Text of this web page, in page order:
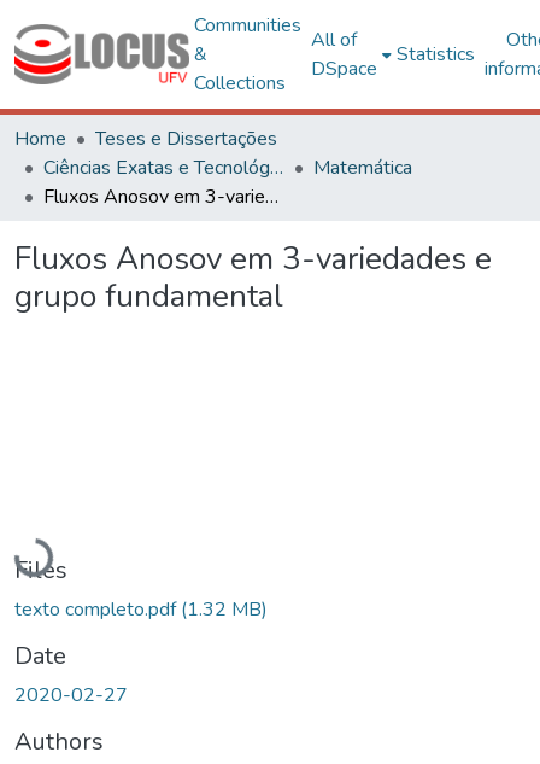
Communities
&
Collections
All of
DSpace
Statistics
Home
Teses e Dissertações
Ciências Exatas e Tecnológicas
Matemática
Fluxos Anosov em 3-variedades e grupo fundamental
Fluxos Anosov em 3-variedades e
grupo fundamental
Loading...
Files
texto completo.pdf(1.32 MB)
Date
2020-02-27
Authors